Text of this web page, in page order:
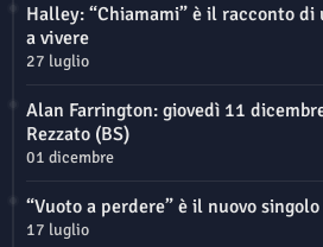
Halley: “Chiamami” è il racconto
a vivere
27 luglio
Alan Farrington: giovedì 11
Rezzato (BS)
01 dicembre
“Vuoto a perdere” è il nuovo
17 luglio